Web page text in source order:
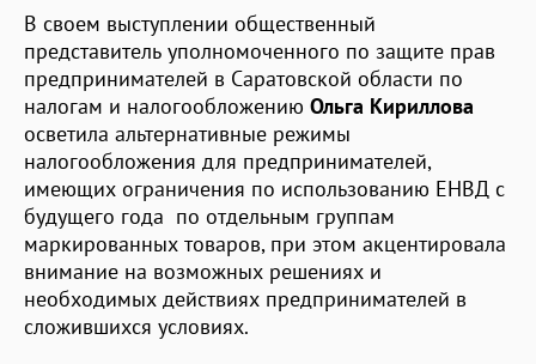
В своем выступлении общественный
представитель уполномоченного по защите прав
предпринимателей в Саратовской области по
налогам и налогообложению Ольга Кириллова
осветила альтернативные режимы
налогообложения для предпринимателей,
имеющих ограничения по использованию ЕНВД с
будущего года по отдельным группам
маркированных товаров, при этом акцентировала
внимание на возможных решениях и
необходимых действиях предпринимателей в
сложившихся условиях.